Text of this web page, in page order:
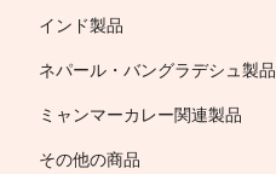
インド製品
ネパール・バングラデシュ製品
ミャンマーカレー関連製品
その他の商品